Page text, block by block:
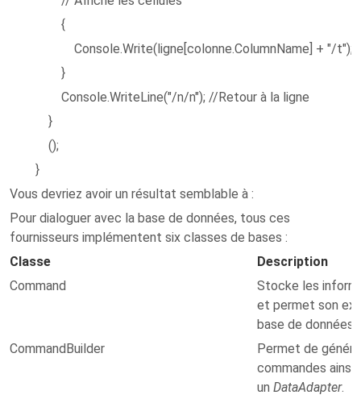
{
Console.Write(ligne[colonne.ColumnName] + "/t");
}
Console.WriteLine("/n/n"); //Retour à la ligne
}
();
}
Vous devriez avoir un résultat semblable à :
Pour dialoguer avec la base de données, tous ces
fournisseurs implémentent six classes de bases :
Classe
Description
Command
Stocke les
et permet son
base de données.
CommandBuilder
Permet de
commandes ainsi
un DataAdapter.